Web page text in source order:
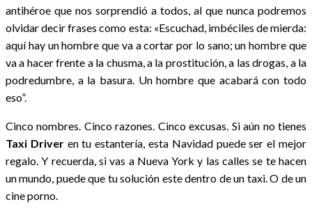
antihéroe que nos sorprendió a todos, al que nunca podremos
olvidar decir frases como esta: «Escuchad, imbéciles de mierda:
aquí hay un hombre que va a cortar por lo sano; un hombre que
va a hacer frente a la chusma, a la prostitución, a las drogas, a la
podredumbre, a la basura. Un hombre que acabará con todo
eso”.
Cinco nombres. Cinco razones. Cinco excusas. Si aún no tienes
Taxi Driveren tu estantería, esta Navidad puede ser el mejor
regalo. Y recuerda, si vas a Nueva York y las calles se te hacen
un mundo, puede que tu solución este dentro de un taxi. O de un
cine porno.